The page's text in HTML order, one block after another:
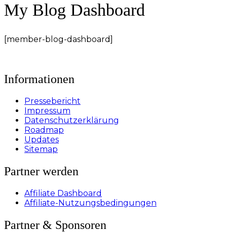
My Blog Dashboard
[member-blog-dashboard]
Informationen
Pressebericht
Impressum
Datenschutzerklärung
Roadmap
Updates
Sitemap
Partner werden
Affiliate Dashboard
Affiliate-Nutzungsbedingungen
Partner & Sponsoren